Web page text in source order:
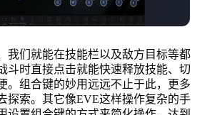
我们就能在技能栏以及敌方目标等都
斗时直接点击就能快速释放技能、切
。组合键的妙用远远不止于此，更多
探索。其它像EVE这样操作复杂的手